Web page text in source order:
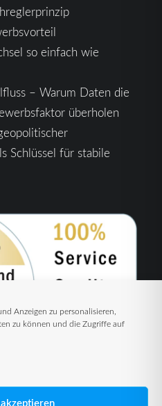
Anzeigen zu personalisieren,
zu können und die Zugriffe auf
so einfach wie
– Warum Daten die
überholen
Schlüssel für stabile